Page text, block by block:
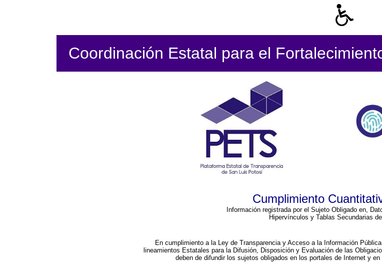
Coordinación Estatal para el
Cumplimiento
Información registrada por el Sujeto Obligado en,
Hipervínculos y Tablas Secundarias
En cumplimiento a la Ley de Transparencia y Acceso a la Información
lineamientos Estatales para la Difusión, Disposición y Evaluación de las
deben de difundir los sujetos obligados en los portales de Internet y